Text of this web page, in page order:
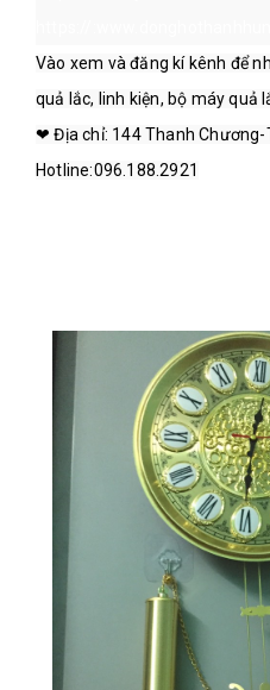
Vào xem và đăng kí kênh để
quả lắc, linh kiện, bộ máy quả
❤ Địa chỉ: 144 Thanh
Hotline:096.188.2921